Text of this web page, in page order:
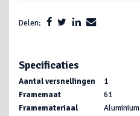
Delen:
Specificaties
Aantal versnellingen
1
Framemaat
61
Framemateriaal
Aluminium